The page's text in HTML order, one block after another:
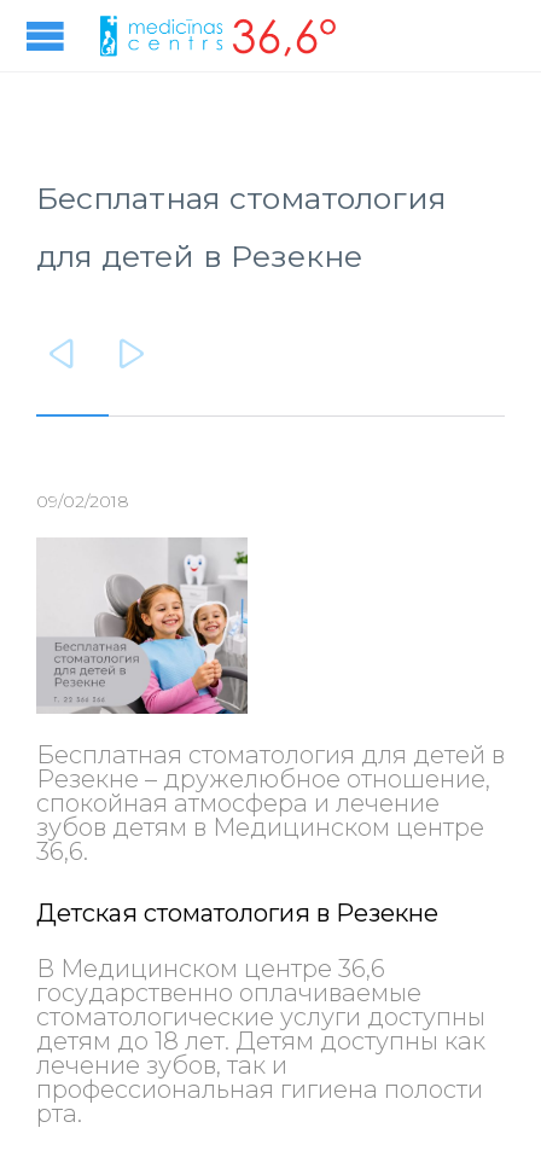
Бесплатная стоматология
для детей в Резекне
 
09/02/2018
Бесплатная стоматология для детей в
Резекне – дружелюбное отношение,
спокойная атмосфера и лечение
зубов детям в Медицинском центре
36,6.
Детская стоматология в Резекне
В Медицинском центре 36,6
государственно оплачиваемые
стоматологические услуги доступны
детям до 18 лет. Детям доступны как
лечение зубов, так и
профессиональная гигиена полости
рта.